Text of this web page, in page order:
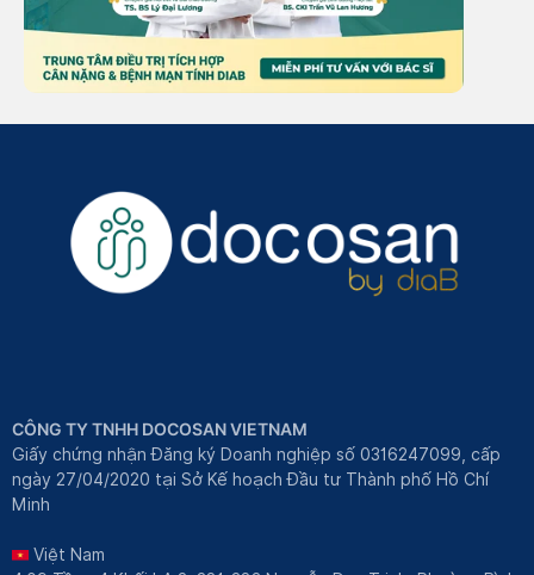
CÔNG TY TNHH DOCOSAN VIETNAM
Giấy chứng nhận Đăng ký Doanh nghiệp số 0316247099, cấp
ngày 27/04/2020 tại Sở Kế hoạch Đầu tư Thành phố Hồ Chí
Minh
Việt Nam